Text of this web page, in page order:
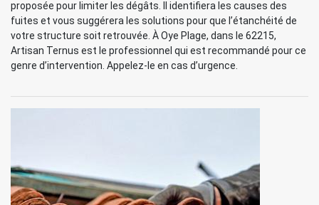
proposée pour limiter les dégâts. Il identifiera les causes des
fuites et vous suggérera les solutions pour que l’étanchéité de
votre structure soit retrouvée. À Oye Plage, dans le 62215,
Artisan Ternus est le professionnel qui est recommandé pour ce
genre d’intervention. Appelez-le en cas d’urgence.